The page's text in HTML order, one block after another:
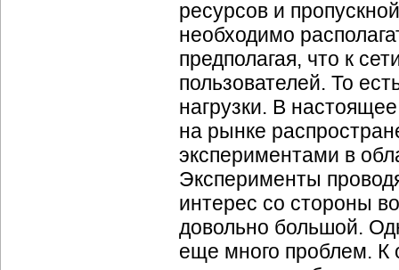
ресурсов и
необходимо
предполагая, что к
пользователей. То
нагрузки. В
на рынке
экспериментами в
Эксперименты
интерес со стороны
довольно большой.
еще много проблем. К